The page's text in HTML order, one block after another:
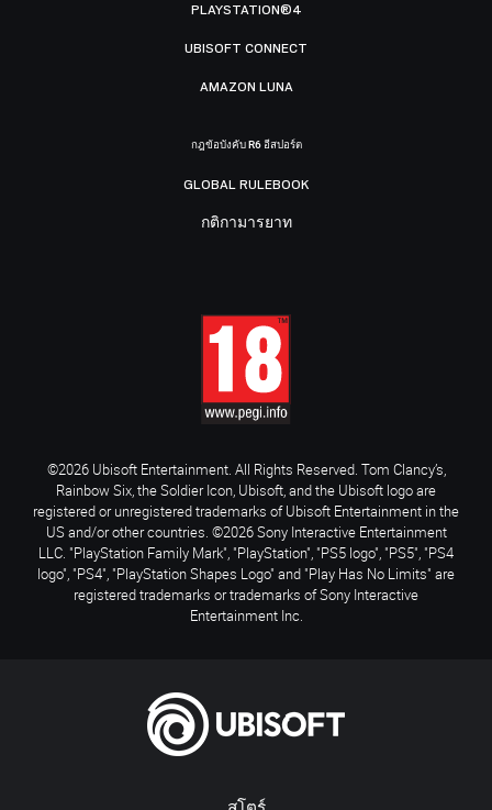
PLAYSTATION®4
UBISOFT CONNECT
AMAZON LUNA
กฎข้อบังคับ R6 อีสปอร์ต
GLOBAL RULEBOOK
กติกามารยาท
©2026 Ubisoft Entertainment. All Rights Reserved. Tom Clancy’s,
Rainbow Six, the Soldier Icon, Ubisoft, and the Ubisoft logo are
registered or unregistered trademarks of Ubisoft Entertainment in the
US and/or other countries. ©2026 Sony Interactive Entertainment
LLC. "PlayStation Family Mark", "PlayStation", "PS5 logo", "PS5", "PS4
logo", "PS4", "PlayStation Shapes Logo" and "Play Has No Limits" are
registered trademarks or trademarks of Sony Interactive
Entertainment Inc.